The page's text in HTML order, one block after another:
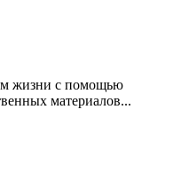
жизни с помощью
материалов...